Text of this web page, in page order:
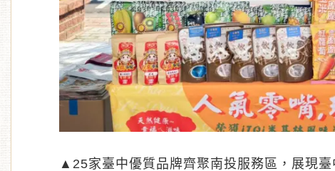
▲25家臺中優質品牌齊聚南投服務區，展現臺